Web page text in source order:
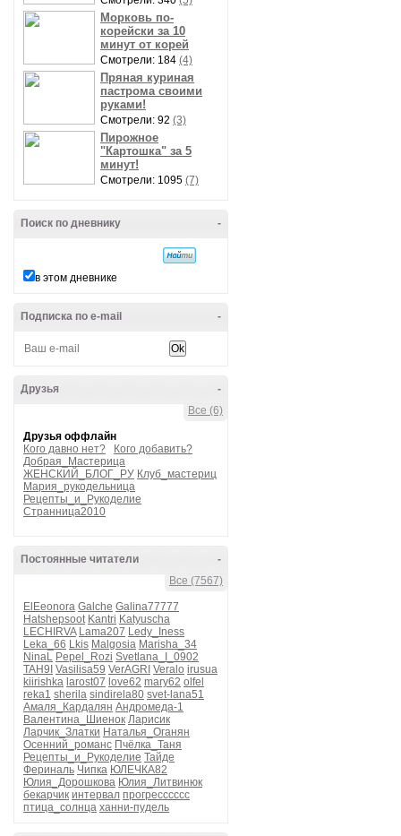
Морковь по-
корейски за 10
минут от корей
Смотрели: 184 (4)
Пряная куриная
пастрома своими
руками!
Смотрели: 92 (3)
Пирожное
"Картошка" за 5
минут!
Смотрели: 1095 (7)
-
Поиск по дневнику
в этом дневнике
-
Подписка по e-mail
-
Друзья
Все (6)
Друзья оффлайн
Кого давно нет?
Кого добавить?
Добрая_Мастерица
ЖЕНСКИЙ_БЛОГ_РУ Клуб_мастериц
Мария_рукодельница
Рецепты_и_Рукоделие
Странница2010
-
Постоянные читатели
Все (7567)
ElEeonora Galche Galina77777
Hatshepsoot Kantri Katyuscha
LECHIRVA Lama207 Ledy_Iness
Leka_66 Lkis Malgosia Marisha_34
NinaL Pepel_Rozi Svetlana_I_0902
TAH9I Vasilisa59 VerAGRI Veralo irusua
kiirishka larost07 love62 mary62 olfel
reka1 sherila sindirela80 svet-lana51
Амаля_Кардалян Андромеда-1
Валентина_Шиенок Ларисик
Ларчик_Златки Наталья_Оганян
Осенний_романс Пчёлка_Таня
Рецепты_и_Рукоделие Тайде
Фериналь Чипка ЮЛЕЧКА82
Юлия_Дорошкова Юлия_Литвинюк
бекарчик интервал прогресссссс
птица_солнца ханни-пудель